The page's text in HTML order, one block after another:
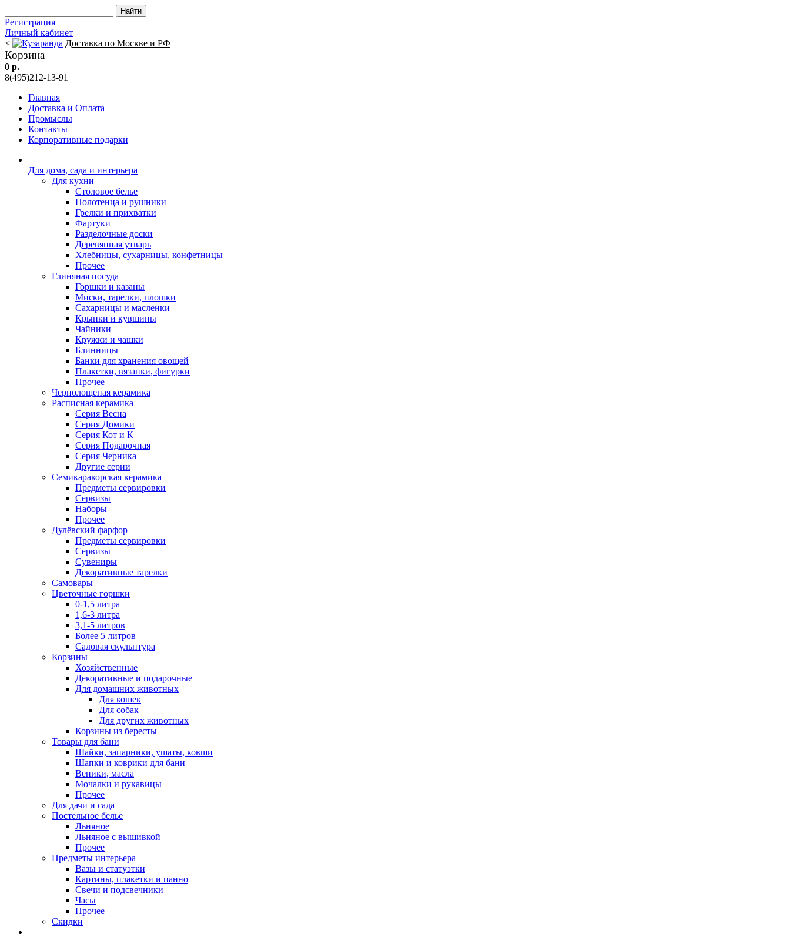
Регистрация
Личный кабинет
<
Доставка по Москве и РФ
Корзина
0 р.
8(495)212-13-91
Главная
Доставка и Оплата
Промыслы
Контакты
Корпоративные подарки
Для дома, сада и интерьера
Для кухни
Столовое белье
Полотенца и рушники
Грелки и прихватки
Фартуки
Разделочные доски
Деревянная утварь
Хлебницы, сухарницы, конфетницы
Прочее
Глиняная посуда
Горшки и казаны
Миски, тарелки, плошки
Сахарницы и масленки
Крынки и кувшины
Чайники
Кружки и чашки
Блинницы
Банки для хранения овощей
Плакетки, вязанки, фигурки
Прочее
Чернолощеная керамика
Расписная керамика
Серия Весна
Серия Домики
Серия Кот и К
Серия Подарочная
Серия Черника
Другие серии
Семикаракорская керамика
Предметы сервировки
Сервизы
Наборы
Прочее
Дулёвский фарфор
Предметы сервировки
Сервизы
Сувениры
Декоративные тарелки
Самовары
Цветочные горшки
0-1,5 литра
1,6-3 литра
3,1-5 литров
Более 5 литров
Садовая скульптура
Корзины
Хозяйственные
Декоративные и подарочные
Для домашних животных
Для кошек
Для собак
Для других животных
Корзины из бересты
Товары для бани
Шайки, запарники, ушаты, ковши
Шапки и коврики для бани
Веники, масла
Мочалки и рукавицы
Прочее
Для дачи и сада
Постельное белье
Льняное
Льняное с вышивкой
Прочее
Предметы интерьера
Вазы и статуэтки
Картины, плакетки и панно
Свечи и подсвечники
Часы
Прочее
Скидки